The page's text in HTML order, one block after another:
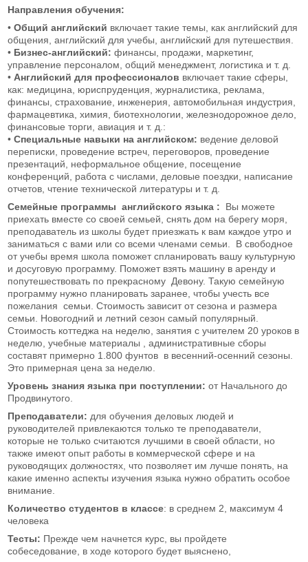
Направления обучения:
• Общий английский включает такие темы, как английский для
общения, английский для учебы, английский для путешествия.
• Бизнес-английский: финансы, продажи, маркетинг,
управление персоналом, общий менеджмент, логистика и т. д.
• Английский для профессионалов включает такие сферы,
как: медицина, юриспруденция, журналистика, реклама,
финансы, страхование, инженерия, автомобильная индустрия,
фармацевтика, химия, биотехнологии, железнодорожное дело,
финансовые торги, авиация и т. д.:
• Специальные навыки на английском: ведение деловой
переписки, проведение встреч, переговоров, проведение
презентаций, неформальное общение, посещение
конференций, работа с числами, деловые поездки, написание
отчетов, чтение технической литературы и т. д.
Семейные программы английского языка : Вы можете
приехать вместе со своей семьей, снять дом на берегу моря,
преподаватель из школы будет приезжать к вам каждое утро и
заниматься с вами или со всеми членами семьи. В свободное
от учебы время школа поможет спланировать вашу культурную
и досуговую программу. Поможет взять машину в аренду и
попутешествовать по прекрасному Девону. Такую семейную
программу нужно планировать заранее, чтобы учесть все
пожелания семьи. Стоимость зависит от сезона и размера
семьи. Новогодний и летний сезон самый популярный.
Стоимость коттеджа на неделю, занятия с учителем 20 уроков в
неделю, учебные материалы , административные сборы
составят примерно 1.800 фунтов в весенний-осенний сезоны.
Это примерная цена за неделю.
Уровень знания языка при поступлении: от Начального до
Продвинутого.
Преподаватели: для обучения деловых людей и
руководителей привлекаются только те преподаватели,
которые не только считаются лучшими в своей области, но
также имеют опыт работы в коммерческой сфере и на
руководящих должностях, что позволяет им лучше понять, на
какие именно аспекты изучения языка нужно обратить особое
внимание.
Количество студентов в классе: в среднем 2, максимум 4
человека
Тесты: Прежде чем начнется курс, вы пройдете
собеседование, в ходе которого будет выяснено,